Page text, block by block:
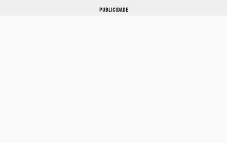
PUBLICIDADE